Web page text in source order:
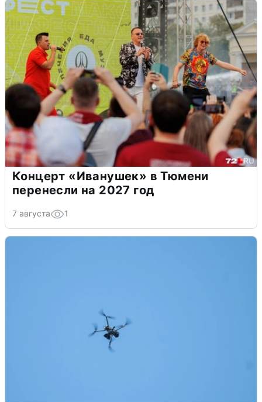
Концерт «Иванушек» в Тюмени
перенесли на 2027 год
7 августа 1